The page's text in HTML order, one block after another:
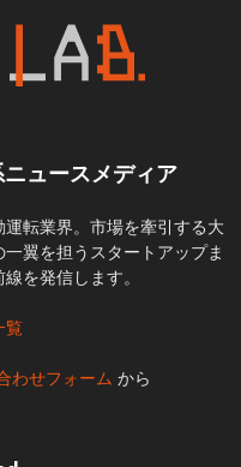
ュースメディア
転業界。市場を牽引する大
翼を担うスタートアップま
を発信します。
覧
わせフォーム から